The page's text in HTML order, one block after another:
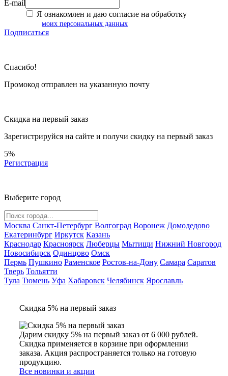
E-mail
Я ознакомлен и даю согласие на обработку
моих персональных данных
Подписаться
Спасибо!
Промокод отправлен на указанную почту
Скидка на первый заказ
Зарегистрируйся на сайте и получи скидку на первый заказ
5%
Регистрация
Выберите город
Москва Санкт-Петербург Волгоград Воронеж Домодедово
Екатеринбург Иркутск Казань
Краснодар Красноярск Люберцы Мытищи Нижний Новгород
Новосибирск Одинцово Омск
Пермь Пушкино Раменское Ростов-на-Дону Самара Саратов
Тверь Тольятти
Тула Тюмень Уфа Хабаровск Челябинск Ярославль
Скидка 5% на первый заказ
Дарим скидку 5% на первый заказ от 6 000 рублей.
Скидка применяется в корзине при оформлении
заказа. Акция распространяется только на готовую
продукцию.
Все новинки и акции